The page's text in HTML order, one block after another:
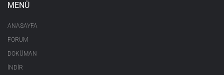
MENÜ
ANASAYFA
FORUM
DOKÜMAN
İNDİR